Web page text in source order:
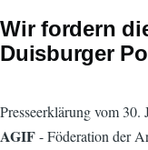
Wir fordern
Duisburger
Presseerklärung vom 30.
AGIF- Föderation der